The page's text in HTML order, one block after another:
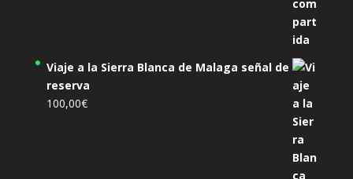
Viaje a la Sierra Blanca de Malaga señal de
reserva
100,00€